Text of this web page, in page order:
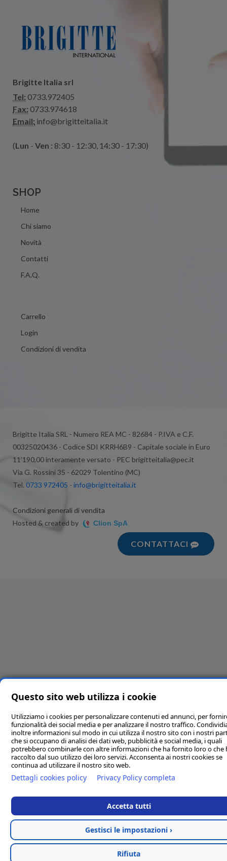
Brigitte Italia srl
Tel: 0733.972405
Fax: 0733.974618
Email: info@brigitteitalia.it
(Lun - Ven : 8:30 - 12:30, 14:30 - 17:30)
SHOP
Home
Chi siamo
Novità
Contatti
F.A.Q.
Carrello
Login
Condizioni di vendita
Brigitte Italia SRL - Numero REA MC - 82684 - P.IVA e C.F.
00325020436 - Codice SDI KRRH6B9 - Capitale sociale in Euro
11’190,00 interamente versato - PEC brigitteitalia@pec.it
Via G. Rossini 35 - 62029 Tolentino (MC)
Tel. 0733 972405 - info@brigitteitalia.it
Condizioni generali di vendita
Hosted & created by
Clion SpA
CONTATTACI
Questo sito web utilizza i cookie
Utilizziamo i cookies per personalizzare contenuti ed annunci, per
funzionalità dei social media e per analizzare il nostro traffico.
inoltre informazioni sul modo in cui utilizza il nostro sito con i nostri
che si occupano di analisi dei dati web, pubblicità e social media, i quali
potrebbero combinarle con altre informazioni che ha fornito loro o che
raccolto dal suo utilizzo dei loro servizi. Acconsenta ai nostri cookies se
continua ad utilizzare il nostro sito web.
Dettagli cookies policy Privacy Policy completa
Accetta tutti
Gestisci le impostazioni ›
Rifiuta